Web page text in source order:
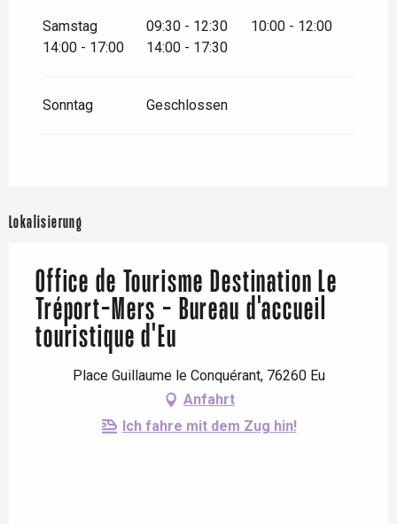
Samstag 09:30 - 12:30
10:00 - 12:00
14:00 - 17:00
14:00 - 17:30
Sonntag Geschlossen
Lokalisierung
Office de Tourisme Destination Le
Tréport-Mers - Bureau d'accueil
touristique d'Eu
Place Guillaume le Conquérant, 76260 Eu
Anfahrt
Ich fahre mit dem Zug hin!